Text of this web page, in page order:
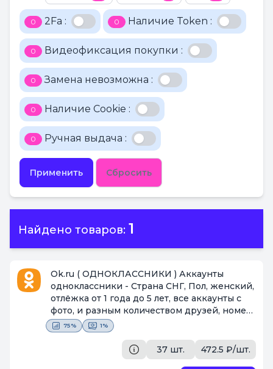
0 2Fa : 0 Наличие Token :
0 Видеофиксация покупки :
0 Замена невозможна :
0 Наличие Cookie :
0 Ручная выдача :
Применить Сбросить
Найдено товаров: 1
Ok.ru ( ОДНОКЛАССНИКИ ) Аккаунты
одноклассники - Страна СНГ, Пол, женский,
отлёжка от 1 года до 5 лет, все аккаунты с
фото, и разным количеством друзей, номер
и почта подтверждены, 100% качество
товара. На разные ip - адреса, для
устойчивости аккаунта.[Поставщик #2251]
75% 1%
37 шт. 472.5 ₽/шт.